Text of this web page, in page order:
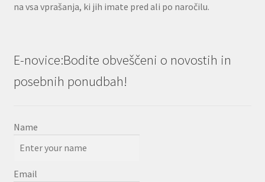
na vsa vprašanja, ki jih imate pred ali po naročilu.
E-novice:Bodite obveščeni o novostih in
posebnih ponudbah!
Name
Email